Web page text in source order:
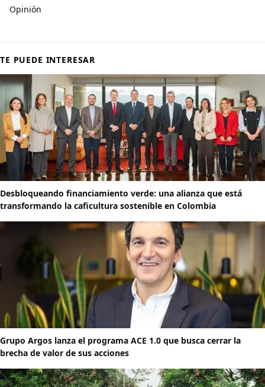
Opinión
TE PUEDE INTERESAR
Desbloqueando financiamiento verde: una alianza que está
transformando la caficultura sostenible en Colombia
Grupo Argos lanza el programa ACE 1.0 que busca cerrar la
brecha de valor de sus acciones